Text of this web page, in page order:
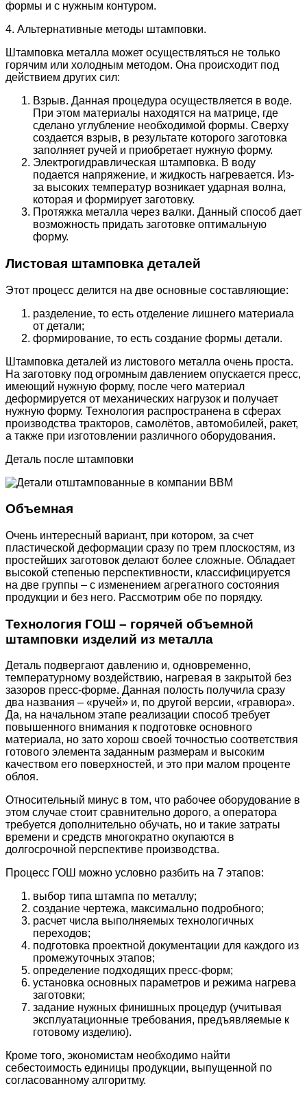
формы и с нужным контуром.
4. Альтернативные методы штамповки.
Штамповка металла может осуществляться не только
горячим или холодным методом. Она происходит под
действием других сил:
Взрыв. Данная процедура осуществляется в воде.
При этом материалы находятся на матрице, где
сделано углубление необходимой формы. Сверху
создается взрыв, в результате которого заготовка
заполняет ручей и приобретает нужную форму.
Электрогидравлическая штамповка. В воду
подается напряжение, и жидкость нагревается. Из-
за высоких температур возникает ударная волна,
которая и формирует заготовку.
Протяжка металла через валки. Данный способ дает
возможность придать заготовке оптимальную
форму.
Листовая штамповка деталей
Этот процесс делится на две основные составляющие:
разделение, то есть отделение лишнего материала
от детали;
формирование, то есть создание формы детали.
Штамповка деталей из листового металла очень проста.
На заготовку под огромным давлением опускается пресс,
имеющий нужную форму, после чего материал
деформируется от механических нагрузок и получает
нужную форму. Технология распространена в сферах
производства тракторов, самолётов, автомобилей, ракет,
а также при изготовлении различного оборудования.
Деталь после штамповки
Объемная
Очень интересный вариант, при котором, за счет
пластической деформации сразу по трем плоскостям, из
простейших заготовок делают более сложные. Обладает
высокой степенью перспективности, классифицируется
на две группы – с изменением агрегатного состояния
продукции и без него. Рассмотрим обе по порядку.
Технология ГОШ – горячей объемной
штамповки изделий из металла
Деталь подвергают давлению и, одновременно,
температурному воздействию, нагревая в закрытой без
зазоров пресс-форме. Данная полость получила сразу
два названия – «ручей» и, по другой версии, «гравюра».
Да, на начальном этапе реализации способ требует
повышенного внимания к подготовке основного
материала, но зато хорош своей точностью соответствия
готового элемента заданным размерам и высоким
качеством его поверхностей, и это при малом проценте
облоя.
Относительный минус в том, что рабочее оборудование в
этом случае стоит сравнительно дорого, а оператора
требуется дополнительно обучать, но и такие затраты
времени и средств многократно окупаются в
долгосрочной перспективе производства.
Процесс ГОШ можно условно разбить на 7 этапов:
выбор типа штампа по металлу;
создание чертежа, максимально подробного;
расчет числа выполняемых технологичных
переходов;
подготовка проектной документации для каждого из
промежуточных этапов;
определение подходящих пресс-форм;
установка основных параметров и режима нагрева
заготовки;
задание нужных финишных процедур (учитывая
эксплуатационные требования, предъявляемые к
готовому изделию).
Кроме того, экономистам необходимо найти
себестоимость единицы продукции, выпущенной по
согласованному алгоритму.